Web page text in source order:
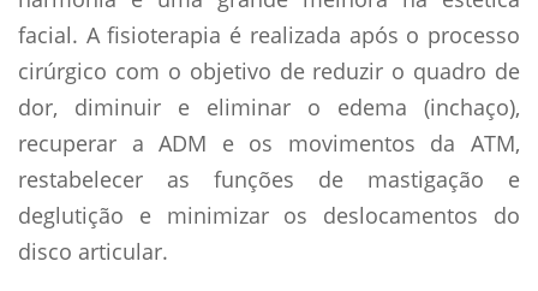
facial. A fisioterapia é realizada após o processo
cirúrgico com o objetivo de reduzir o quadro de
dor, diminuir e eliminar o edema (inchaço),
recuperar a ADM e os movimentos da ATM,
restabelecer as funções de mastigação e
deglutição e minimizar os deslocamentos do
disco articular.